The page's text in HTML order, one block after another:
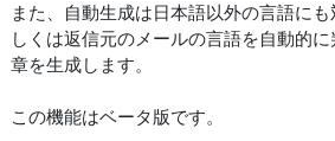
また、自動生成は日本語以外の言語に
しくは返信元のメールの言語を自動的
章を生成します。
この機能はベータ版です。